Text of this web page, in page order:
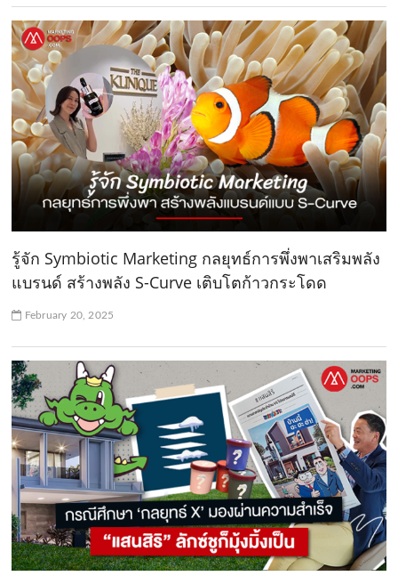
รู้จัก Symbiotic Marketing กลยุทธ์การพึ่งพาเสริมพลัง
แบรนด์ สร้างพลัง S-Curve เติบโตก้าวกระโดด
February 20, 2025